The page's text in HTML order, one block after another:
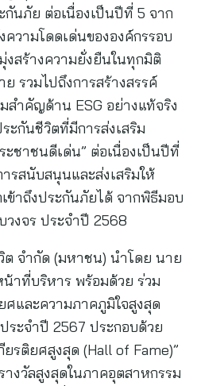
กันภัย ต่อเนื่องเป็นปีที่ 5 จาก
วามโดดเด่นขององค์กรรอบ
สร้างความยั่งยืนในทุกมิติ
รวมไปถึงการสร้างสรรค์
สำคัญด้าน ESG อย่างแท้จริง
ะกันชีวิตที่มีการส่งเสริม
ชาชนดีเด่น” ต่อเนื่องเป็นปีที่
รสนับสนุนและส่งเสริมให้
ข้าถึงประกันภัยได้ จากพิธีมอบ
วงจร ประจำปี 2568
จำกัด (มหาชน) นำโดย นาย
น้าที่บริหาร พร้อมด้วย ร่วม
ศและความภาคภูมิใจสูงสุด
ระจำปี 2567 ประกอบด้วย
รติยศสูงสุด (Hall of Fame)”
งวัลสูงสุดในภาคอุตสาหกรรม